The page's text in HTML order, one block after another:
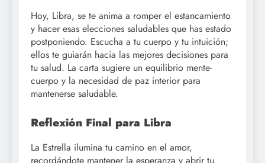
Hoy, Libra, se te anima a romper el estancamiento
y hacer esas elecciones saludables que has estado
postponiendo. Escucha a tu cuerpo y tu intuición;
ellos te guiarán hacia las mejores decisiones para
tu salud. La carta sugiere un equilibrio mente-
cuerpo y la necesidad de paz interior para
mantenerse saludable.
Reflexión Final para Libra
La Estrella ilumina tu camino en el amor,